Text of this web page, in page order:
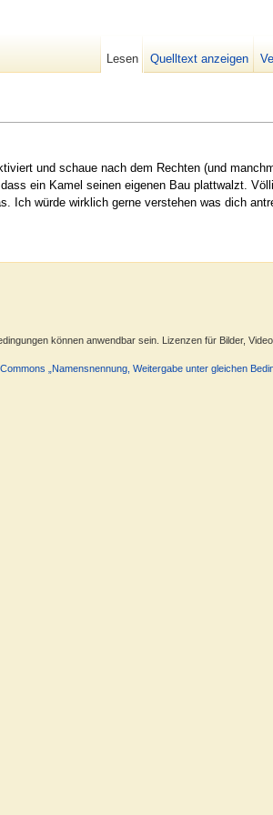
und schaue nach dem Rechten (und
ein Kamel seinen eigenen Bau plattwalzt.
Ich würde wirklich gerne verstehen was dich
Lesen Quelltext anzeigen
können anwendbar sein. Lizenzen für Bilder,